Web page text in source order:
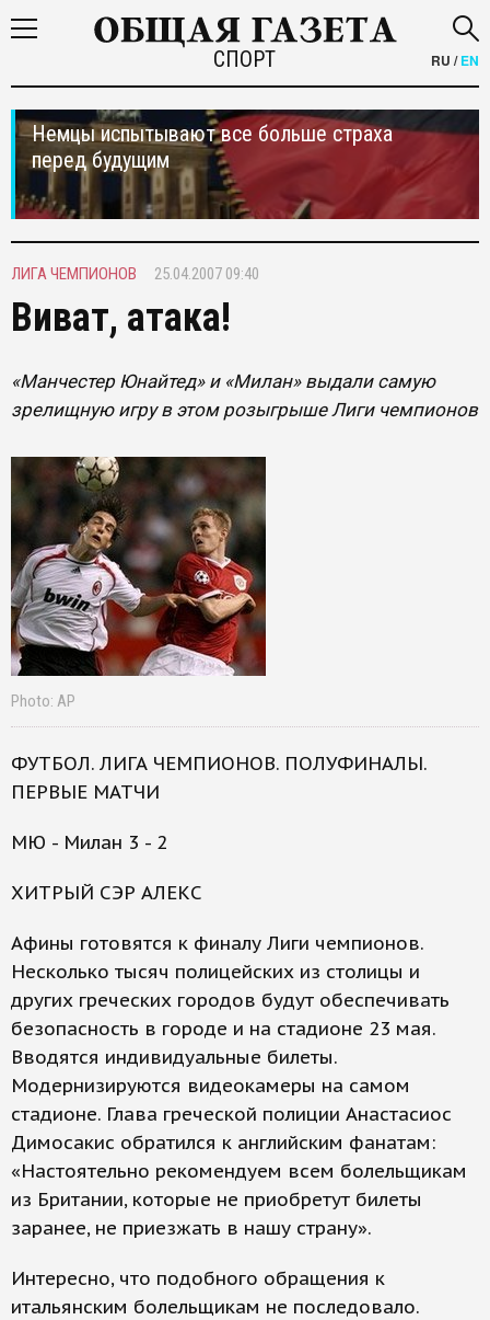
СПОРТ RU /EN
Немцы испытывают все больше страха
перед будущим
ЛИГА ЧЕМПИОНОВ 25.04.2007 09:40
Виват, атака!
«Манчестер Юнайтед» и «Милан» выдали самую
зрелищную игру в этом розыгрыше Лиги чемпионов
Photo: AP
ФУТБОЛ. ЛИГА ЧЕМПИОНОВ. ПОЛУФИНАЛЫ.
ПЕРВЫЕ МАТЧИ
МЮ - Милан 3 - 2
ХИТРЫЙ СЭР АЛЕКС
Афины готовятся к финалу Лиги чемпионов.
Несколько тысяч полицейских из столицы и
других греческих городов будут обеспечивать
безопасность в городе и на стадионе 23 мая.
Вводятся индивидуальные билеты.
Модернизируются видеокамеры на самом
стадионе. Глава греческой полиции Анастасиос
Димосакис обратился к английским фанатам:
«Настоятельно рекомендуем всем болельщикам
из Британии, которые не приобретут билеты
заранее, не приезжать в нашу страну».
Интересно, что подобного обращения к
итальянским болельщикам не последовало.